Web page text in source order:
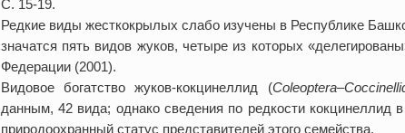
С. 15-19.
Редкие виды жесткокрылых слабо изучены в Республике
значатся пять видов жуков, четыре из которых
Федерации (2001).
Видовое богатство жуков-кокцинеллид (Coleoptera–
данным, 42 вида; однако сведения по редкости кокцинеллид
природоохранный статус представителей этого семейства.